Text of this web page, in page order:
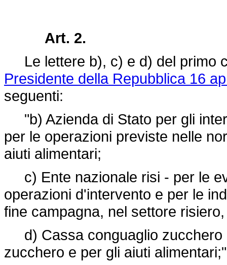
Art. 2.
Le lettere b), c) e d) del primo
Presidente della Repubblica 16
seguenti:
"b) Azienda di Stato per gli
per le operazioni previste nelle
aiuti alimentari;
c) Ente nazionale risi - per le
operazioni d'intervento e per le
fine campagna, nel settore
d) Cassa conguaglio zucchero
zucchero e per gli aiuti